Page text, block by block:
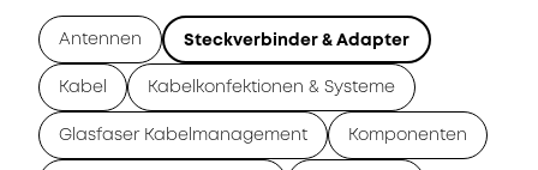
Antennen Steckverbinder & Adapter
Kabel Kabelkonfektionen & Systeme
Glasfaser Kabelmanagement Komponenten